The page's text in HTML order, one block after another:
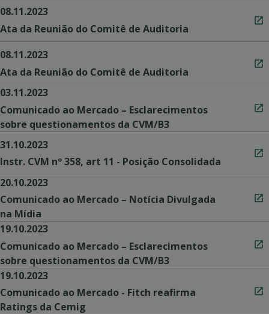
08.11.2023
Ata da Reunião do Comitê de Auditoria
08.11.2023
Ata da Reunião do Comitê de Auditoria
03.11.2023
Comunicado ao Mercado – Esclarecimentos
sobre questionamentos da CVM/B3
31.10.2023
Instr. CVM nº 358, art 11 - Posição Consolidada
20.10.2023
Comunicado ao Mercado – Notícia Divulgada
na Mídia
19.10.2023
Comunicado ao Mercado – Esclarecimentos
sobre questionamentos da CVM/B3
19.10.2023
Comunicado ao Mercado - Fitch reafirma
Ratings da Cemig